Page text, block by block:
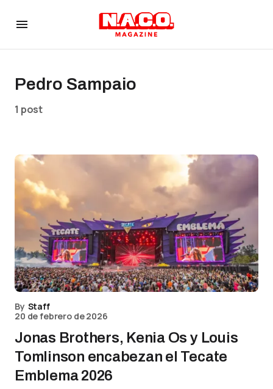
Pedro Sampaio
1 post
By Staff
20 de febrero de 2026
Jonas Brothers, Kenia Os y Louis
Tomlinson encabezan el Tecate
Emblema 2026